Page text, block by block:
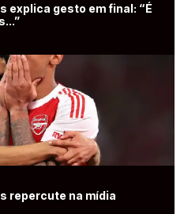
explica gesto em final: “É
repercute na mídia